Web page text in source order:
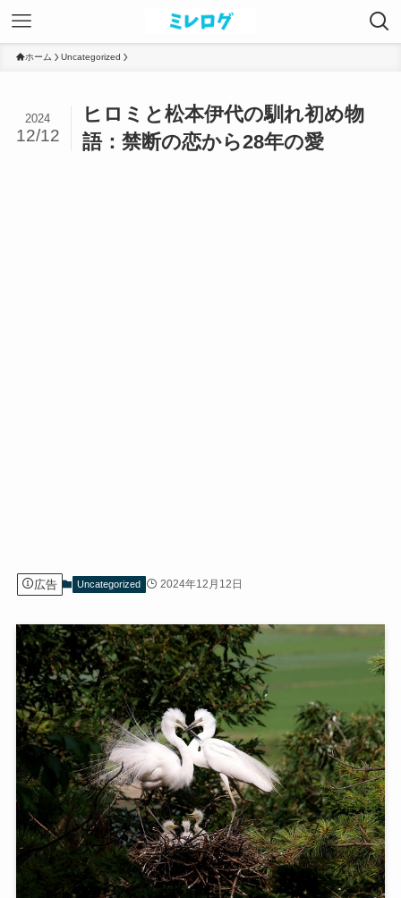
ホーム Uncategorized
ヒロミと松本伊代の馴れ初め物
語：禁断の恋から28年の愛
2024
12/12
広告 Uncategorized 2024年12月12日